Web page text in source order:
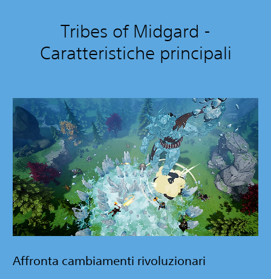
Tribes of Midgard -
Caratteristiche principali
Affronta cambiamenti rivoluzionari